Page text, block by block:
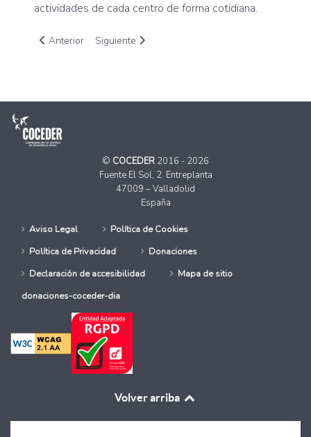
actividades de cada centro de forma cotidiana.
Artículo anterior: Haz algo extraordinariamente normal:
Anterior Artículo siguiente: 186 millones de euros para
Siguiente
© COCEDER 2016 - 2026
Fuente El Sol, 2. Entreplanta
47009 – Valladolid
España
Aviso Legal
Política de Cookies
Política de Privacidad
Donaciones
Declaración de accesibilidad
Mapa de sitio
donaciones-coceder-dia
Volver arriba